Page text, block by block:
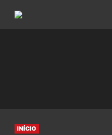
INÍCIO